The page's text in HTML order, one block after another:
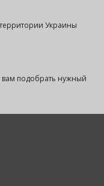
Украины
вам подобрать нужный